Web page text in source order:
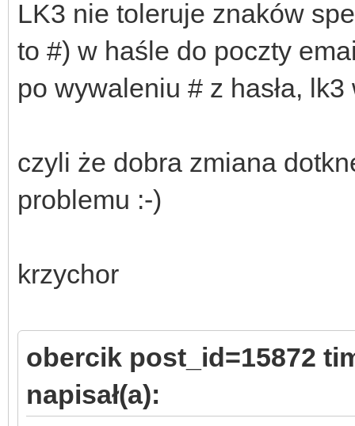
LK3 nie toleruje znaków
to #) w haśle do poczty
po wywaleniu # z hasła,
czyli że dobra zmiana
problemu :-)
krzychor
obercik post_id=15872
napisał(a):